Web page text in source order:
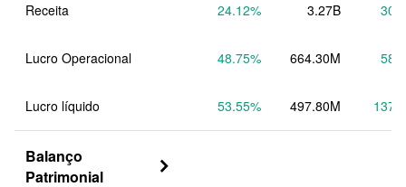
Receita 24.12% 3.27B
Lucro Operacional 48.75% 664.30M
Lucro líquido 53.55% 497.80M
Balanço
Patrimonial
